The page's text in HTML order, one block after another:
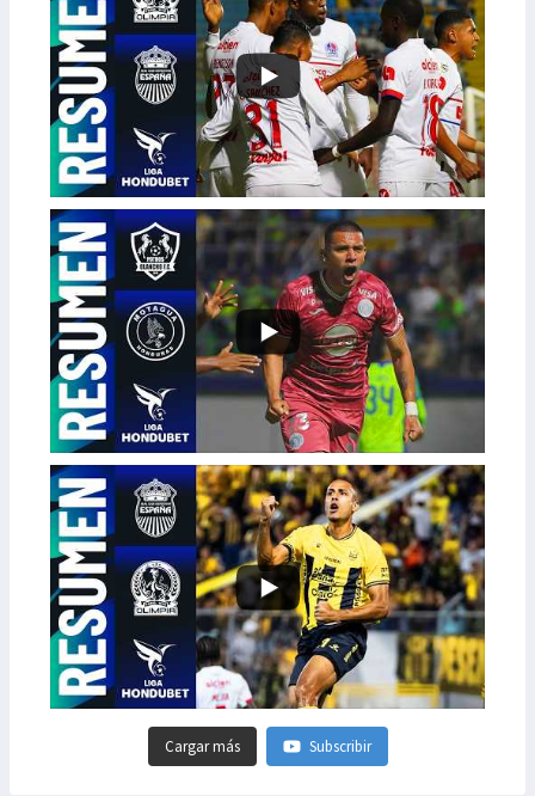
Cargar más Subscribir